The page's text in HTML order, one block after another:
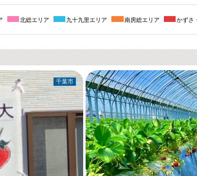
北総エリア 九十九里エリア 南房総エリア かずさ
千葉市